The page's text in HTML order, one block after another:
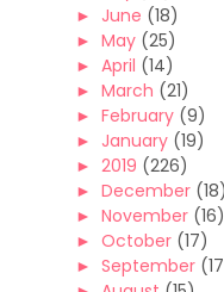
► June (18)
► May (25)
► April (14)
► March (21)
► February (9)
► January (19)
► 2019 (226)
► December (18)
► November (16)
► October (17)
► September